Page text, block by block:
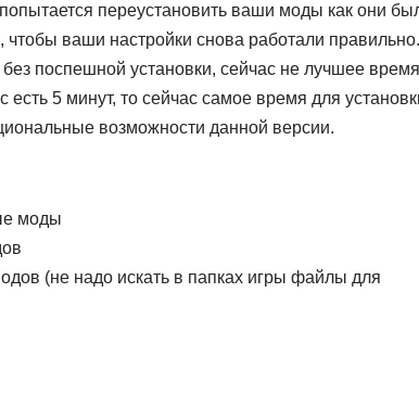
переустановить ваши моды как они
ваши настройки снова работали
без поспешной установки, сейчас не лучшее
есть 5 минут, то сейчас самое время для
возможности данной версии.
моды
(не надо искать в папках игры файлы для